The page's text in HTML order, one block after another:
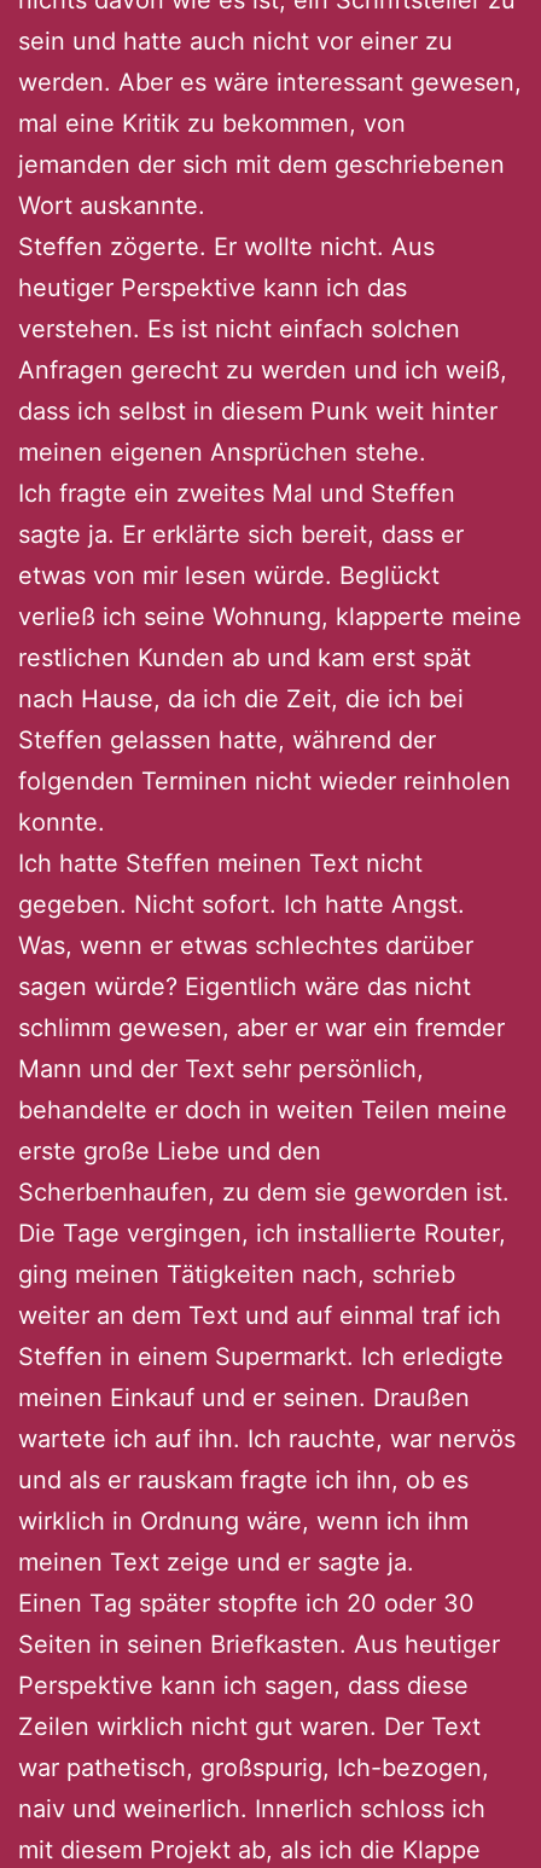
sein und hatte auch nicht vor einer zu
werden. Aber es wäre interessant gewesen,
mal eine Kritik zu bekommen, von
jemanden der sich mit dem geschriebenen
Wort auskannte.
Steffen zögerte. Er wollte nicht. Aus
heutiger Perspektive kann ich das
verstehen. Es ist nicht einfach solchen
Anfragen gerecht zu werden und ich weiß,
dass ich selbst in diesem Punk weit hinter
meinen eigenen Ansprüchen stehe.
Ich fragte ein zweites Mal und Steffen
sagte ja. Er erklärte sich bereit, dass er
etwas von mir lesen würde. Beglückt
verließ ich seine Wohnung, klapperte meine
restlichen Kunden ab und kam erst spät
nach Hause, da ich die Zeit, die ich bei
Steffen gelassen hatte, während der
folgenden Terminen nicht wieder reinholen
konnte.
Ich hatte Steffen meinen Text nicht
gegeben. Nicht sofort. Ich hatte Angst.
Was, wenn er etwas schlechtes darüber
sagen würde? Eigentlich wäre das nicht
schlimm gewesen, aber er war ein fremder
Mann und der Text sehr persönlich,
behandelte er doch in weiten Teilen meine
erste große Liebe und den
Scherbenhaufen, zu dem sie geworden ist.
Die Tage vergingen, ich installierte Router,
ging meinen Tätigkeiten nach, schrieb
weiter an dem Text und auf einmal traf ich
Steffen in einem Supermarkt. Ich erledigte
meinen Einkauf und er seinen. Draußen
wartete ich auf ihn. Ich rauchte, war nervös
und als er rauskam fragte ich ihn, ob es
wirklich in Ordnung wäre, wenn ich ihm
meinen Text zeige und er sagte ja.
Einen Tag später stopfte ich 20 oder 30
Seiten in seinen Briefkasten. Aus heutiger
Perspektive kann ich sagen, dass diese
Zeilen wirklich nicht gut waren. Der Text
war pathetisch, großspurig, Ich-bezogen,
naiv und weinerlich. Innerlich schloss ich
mit diesem Projekt ab, als ich die Klappe